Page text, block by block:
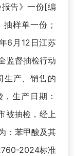
告》一份[编
样单一份；
6月12日江苏
监督抽检行动
生产、销售的
生产日期：
被抽检，经上
：苯甲酸及其
2024标准